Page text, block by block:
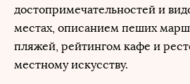
достопримечательностей и
местах, описанием пеших
пляжей, рейтингом кафе и
местному искусству.